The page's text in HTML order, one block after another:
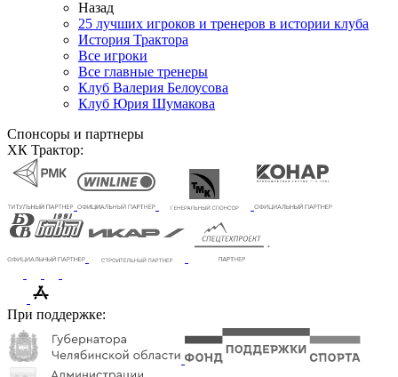
Назад
25 лучших игроков и тренеров в истории клуба
История Трактора
Все игроки
Все главные тренеры
Клуб Валерия Белоусова
Клуб Юрия Шумакова
Спонсоры и партнеры
ХК Трактор:
При поддержке: